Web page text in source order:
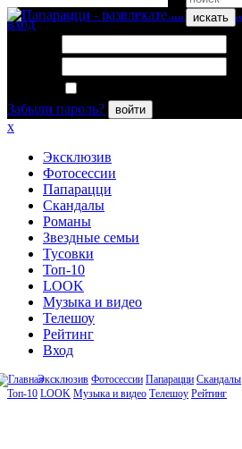
искать
вход
Забыли пароль?
войти
x
Эксклюзив
Фотосессии
Папарацци
Скандалы
Романы
Звездные семьи
Тусовки
Топ-10
LOOK
Музыка и видео
Телешоу
Рейтинг
Вход
Эксклюзив Фотосессии Папарацци Скандалы
Топ-10 LOOK Музыка и видео Телешоу Рейтинг